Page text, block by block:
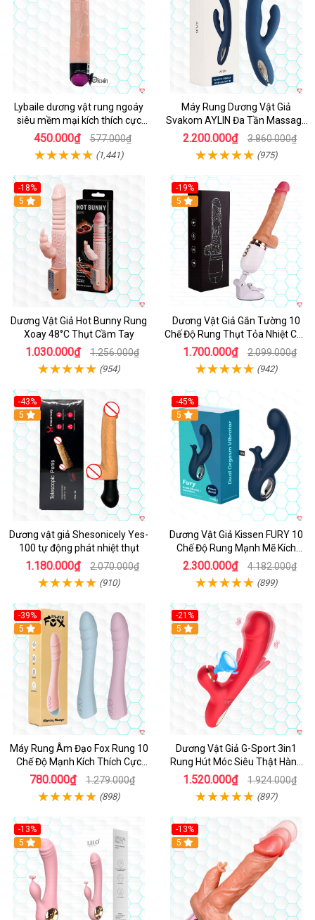
Lybaile dương vật rung ngoáy
siêu mềm mại kích thích cực
mạnh
450.000₫ 577.000₫
(1,441)
Máy Rung Dương Vật Giả
Svakom AYLIN Đa Tần Massage
Sướng
2.200.000₫ 3.860.000₫
(975)
-18%
Hot
5
Dương Vật Giả Hot Bunny Rung
Xoay 48°C Thụt Cầm Tay
1.030.000₫ 1.256.000₫
(954)
-19%
Hot
5
Dương Vật Giả Gắn Tường 10
Chế Độ Rung Thụt Tỏa Nhiệt Cao
Cấp
1.700.000₫ 2.099.000₫
(942)
-43%
5
Dương vật giả Shesonicely Yes-
100 tự động phát nhiệt thụt
1.180.000₫ 2.070.000₫
(910)
-45%
Hot
5
Dương Vật Giả Kissen FURY 10
Chế Độ Rung Mạnh Mẽ Kích
Thích
2.300.000₫ 4.182.000₫
(899)
-39%
Hot
5
Máy Rung Âm Đạo Fox Rung 10
Chế Độ Mạnh Kích Thích Cực
Sướng
780.000₫ 1.279.000₫
(898)
-21%
Hot
5
Dương Vật Giả G-Sport 3in1
Rung Hút Móc Siêu Thật Hàng
Hot
1.520.000₫ 1.924.000₫
(897)
-13%
Hot
5
-13%
Hot
5